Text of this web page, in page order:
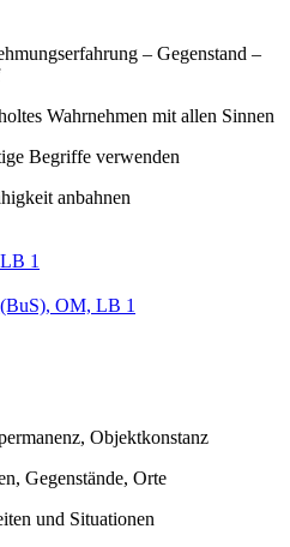
– Gegenstand –
Wahrnehmen mit allen Sinnen
Begriffe verwenden
anbahnen
1
OM, LB 1
Objektkonstanz
Gegenstände, Orte
und Situationen